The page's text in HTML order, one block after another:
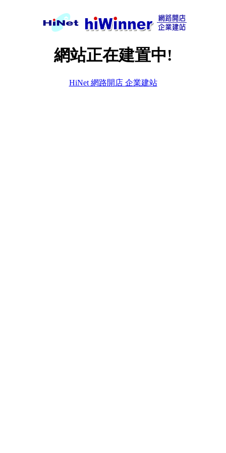
網站正在建置中!
HiNet 網路開店 企業建站